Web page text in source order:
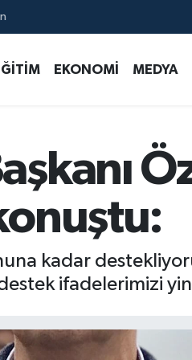
EKONOMİ MEDYA
kadar
ifadelerimizi